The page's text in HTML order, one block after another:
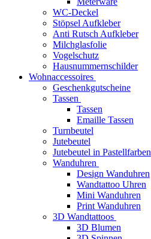
WC-Deckel
Stöpsel Aufkleber
Anti Rutsch Aufkleber
Milchglasfolie
Vogelschutz
Hausnummernschilder
Wohnaccessoires
Geschenkgutscheine
Tassen
Tassen
Emaille Tassen
Turnbeutel
Jutebeutel
Jutebeutel in Pastellfarben
Wanduhren
Design Wanduhren
Wandtattoo Uhren
Mini Wanduhren
Print Wanduhren
3D Wandtattoos
3D Blumen